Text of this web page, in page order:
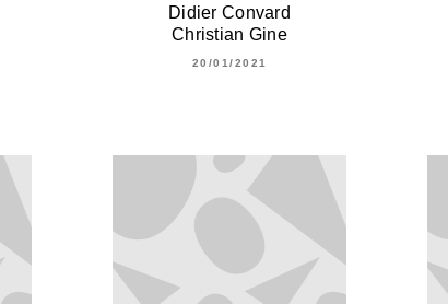
Didier Convard
Christian Gine
20/01/2021